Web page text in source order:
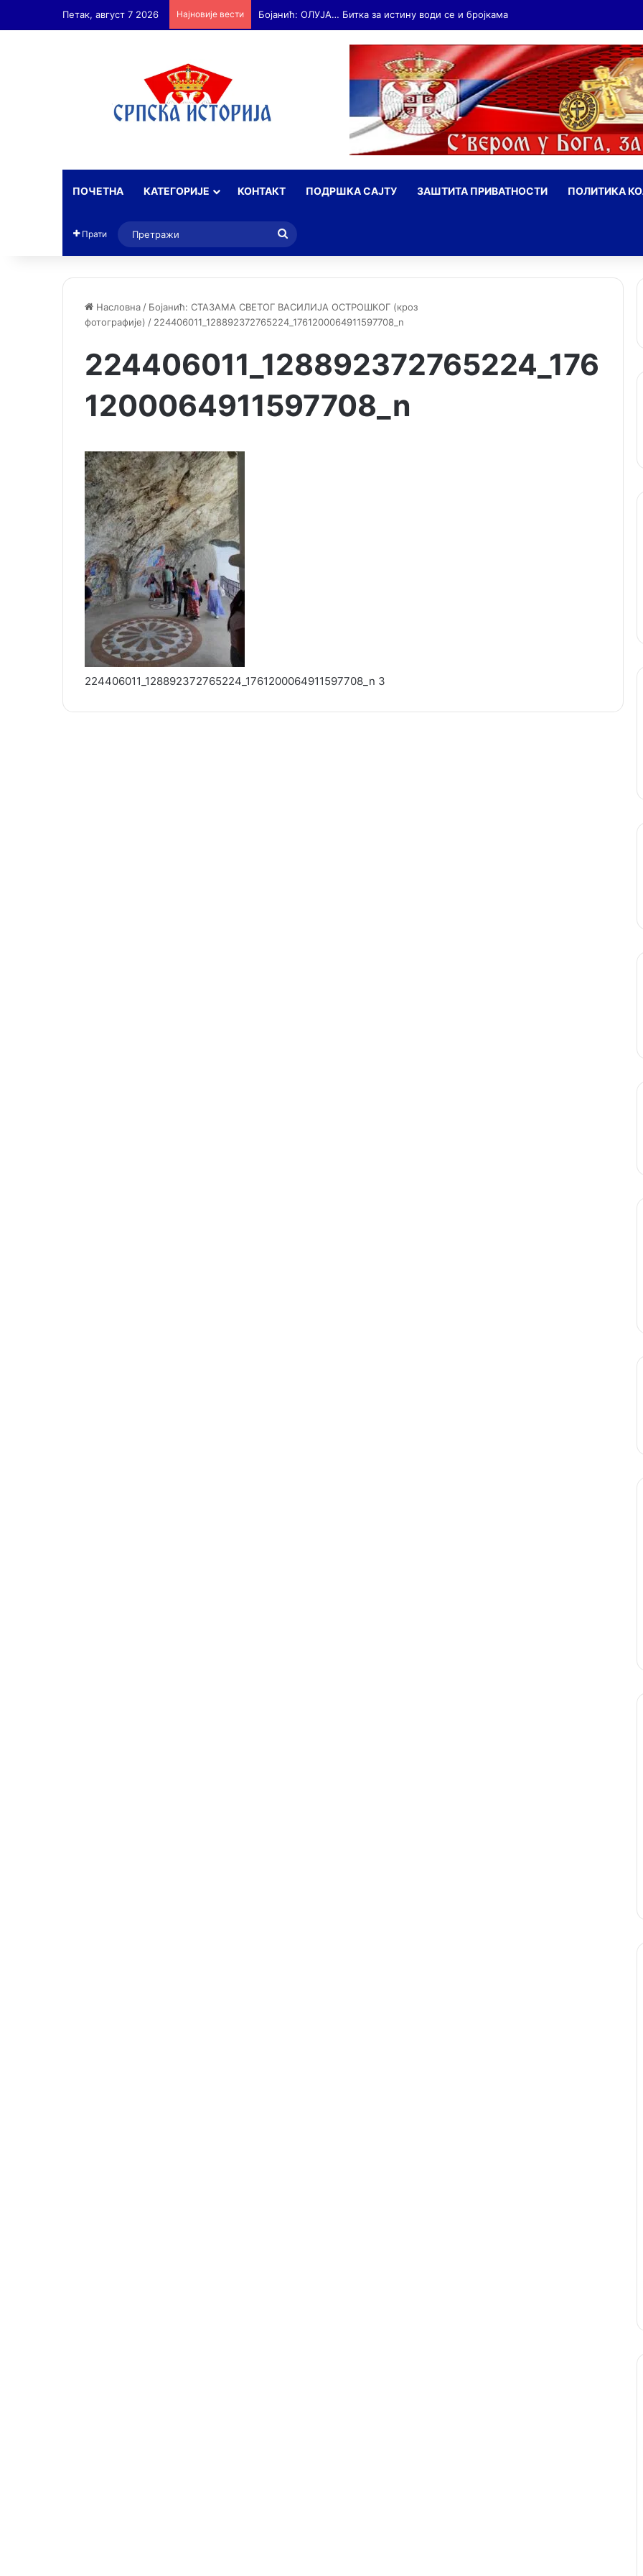
Петак, август 7 2026 Најновије вести Бојанић: ОЛУЈА… Битка за истину води се и бројкама
ПОЧЕТНА КАТЕГОРИЈЕ КОНТАКТ ПОДРШКА САЈТУ ЗАШТИТА ПРИВАТНОСТИ ПОЛИТИКА
Прати
Насловна / Бојанић: СТАЗАМА СВЕТОГ ВАСИЛИЈА ОСТРОШКОГ (кроз
фотографије) / 224406011_128892372765224_1761200064911597708_n
224406011_128892372765224_176
1200064911597708_n
224406011_128892372765224_1761200064911597708_n 3